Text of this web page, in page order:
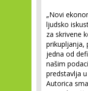
„Novi
ljudsko
za skrivene
prikupljanja,
jedna od
našim
predstavlja
Autorica